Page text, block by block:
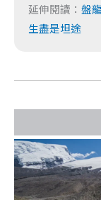
延伸閱讀： 盤
生盡是坦途